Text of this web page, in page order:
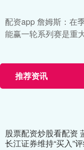
配资app 詹姆斯：在
能赢一轮系列赛是重
推荐资讯
股票配资炒股看配资
长江证券维持“买入”